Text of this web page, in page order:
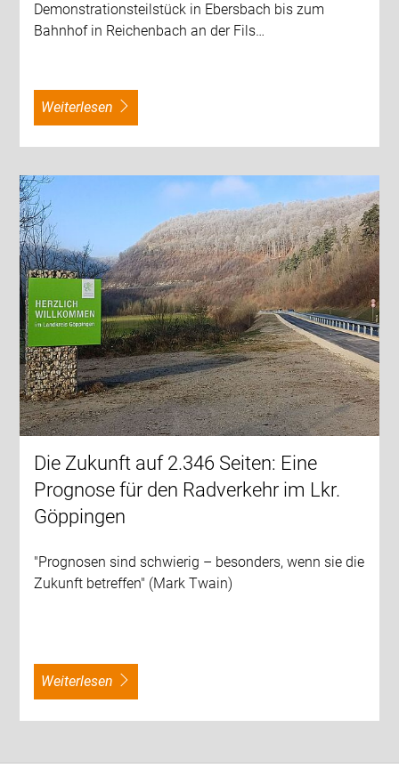
Demonstrationsteilstück in Ebersbach bis zum
Bahnhof in Reichenbach an der Fils…
weiterlesen
Die Zukunft auf 2.346 Seiten: Eine
Prognose für den Radverkehr im Lkr.
Göppingen
"Prognosen sind schwierig – besonders, wenn sie die
Zukunft betreffen" (Mark Twain)
weiterlesen